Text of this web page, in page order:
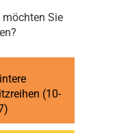
möchten Sie
(10-